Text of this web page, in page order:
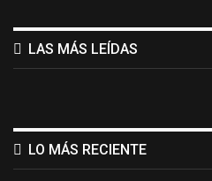
LAS MÁS LEÍDAS
LO MÁS RECIENTE